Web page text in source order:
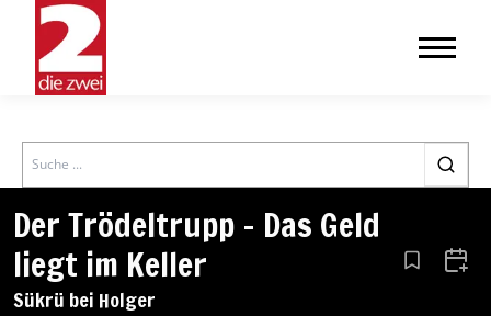
Search
Der Trödeltrupp – Das Geld
liegt im Keller
Sükrü bei Holger
Aus den